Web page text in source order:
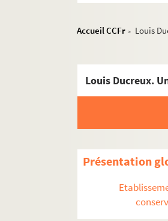
Accueil CCFr > Louis
Louis Ducreux.
Présentation